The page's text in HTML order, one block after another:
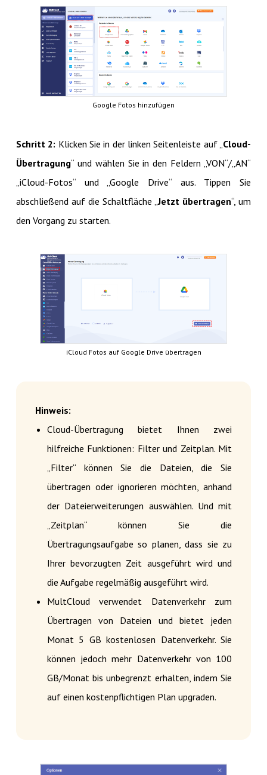
Google Fotos hinzufügen
Schritt 2: Klicken Sie in der linken Seitenleiste auf „ Cloud-
Übertragung“ und wählen Sie in den Feldern „VON“/„AN“
„iCloud-Fotos“ und „Google Drive“ aus. Tippen Sie
abschließend auf die Schaltfläche „Jetzt übertragen“, um
den Vorgang zu starten.
iCloud Fotos auf Google Drive übertragen
Hinweis:
Cloud-Übertragung bietet Ihnen zwei
hilfreiche Funktionen: Filter und Zeitplan. Mit
„Filter“ können Sie die Dateien, die Sie
übertragen oder ignorieren möchten, anhand
der Dateierweiterungen auswählen. Und mit
„Zeitplan“ können Sie die
Übertragungsaufgabe so planen, dass sie zu
Ihrer bevorzugten Zeit ausgeführt wird und
die Aufgabe regelmäßig ausgeführt wird.
MultCloud verwendet Datenverkehr zum
Übertragen von Dateien und bietet jeden
Monat 5 GB kostenlosen Datenverkehr. Sie
können jedoch mehr Datenverkehr von 100
GB/Monat bis unbegrenzt erhalten, indem Sie
auf einen kostenpflichtigen Plan upgraden.